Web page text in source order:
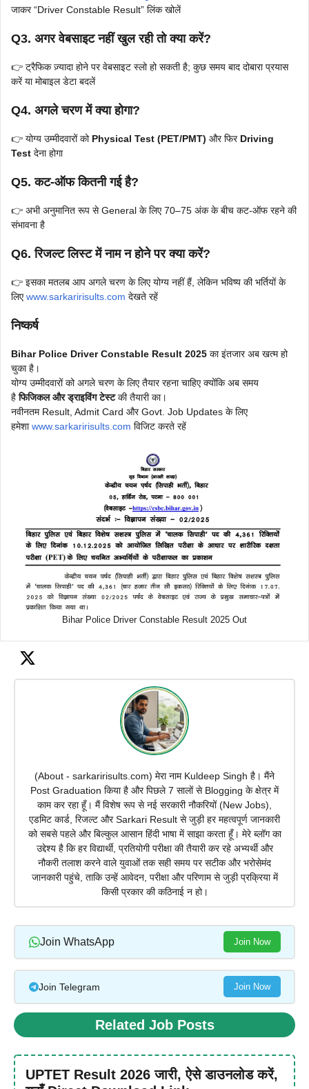
जाकर “Driver Constable Result” लिंक खोलें
Q3. अगर वेबसाइट नहीं खुल रही तो क्या करें?
👉 ट्रैफिक ज़्यादा होने पर वेबसाइट स्लो हो सकती है; कुछ समय बाद दोबारा प्रयास
करें या मोबाइल डेटा बदलें
Q4. अगले चरण में क्या होगा?
👉 योग्य उम्मीदवारों को Physical Test (PET/PMT) और फिर Driving
Test देना होगा
Q5. कट-ऑफ कितनी गई है?
👉 अभी अनुमानित रूप से General के लिए 70–75 अंक के बीच कट-ऑफ रहने की
संभावना है
Q6. रिजल्ट लिस्ट में नाम न होने पर क्या करें?
👉 इसका मतलब आप अगले चरण के लिए योग्य नहीं हैं, लेकिन भविष्य की भर्तियों के
लिएwww.sarkaririsults.com देखते रहें
निष्कर्ष
Bihar Police Driver Constable Result 2025 का इंतजार अब खत्म हो
चुका है।
योग्य उम्मीदवारों को अगले चरण के लिए तैयार रहना चाहिए क्योंकि अब समय
हैफिजिकल और ड्राइविंग टेस्टकी तैयारी का।
नवीनतम Result, Admit Card और Govt. Job Updates के लिए
हमेशाwww.sarkaririsults.com विजिट करते रहें
Bihar Police Driver Constable Result 2025 Out
(About - sarkaririsults.com) मेरा नाम Kuldeep Singh है। मैंने
Post Graduation किया है और पिछले 7 सालों से Blogging के क्षेत्र में
काम कर रहा हूँ। मैं विशेष रूप से नई सरकारी नौकरियों (New Jobs),
एडमिट कार्ड, रिजल्ट और Sarkari Result से जुड़ी हर महत्वपूर्ण जानकारी
को सबसे पहले और बिल्कुल आसान हिंदी भाषा में साझा करता हूँ। मेरे ब्लॉग का
उद्देश्य है कि हर विद्यार्थी, प्रतियोगी परीक्षा की तैयारी कर रहे अभ्यर्थी और
नौकरी तलाश करने वाले युवाओं तक सही समय पर सटीक और भरोसेमंद
जानकारी पहुंचे, ताकि उन्हें आवेदन, परीक्षा और परिणाम से जुड़ी प्रक्रिया में
किसी प्रकार की कठिनाई न हो।
Join WhatsApp Join Now
Join Telegram Join Now
Related Job Posts
UPTET Result 2026 जारी, ऐसे डाउनलोड करें,